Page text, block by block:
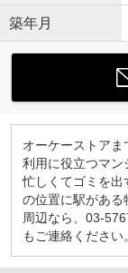
築年月
オーケーストア
利用に役立つマン
忙しくてゴミを出
の位置に駅がある
周辺なら、03-
もご連絡ください